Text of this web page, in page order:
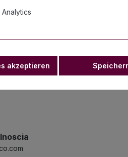
Stk"
akzeptieren